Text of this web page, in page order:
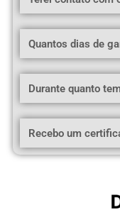
Quantos dias de
Durante quanto
Recebo um